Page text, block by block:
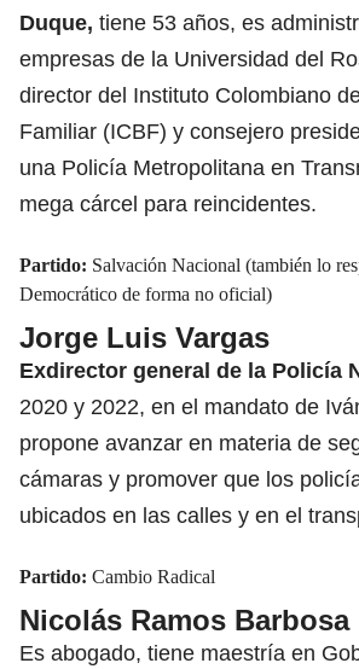
Duque, tiene 53 años, es
empresas de la Universidad del
director del Instituto Colombiano
Familiar (ICBF) y consejero
una Policía Metropolitana en
mega cárcel para reincidentes.
Partido: Salvación Nacional (también lo
Democrático de forma no oficial)
Jorge Luis Vargas
Exdirector general de la Policía
2020 y 2022, en el mandato de
propone avanzar en materia de
cámaras y promover que los
ubicados en las calles y en el
Partido: Cambio Radical
Nicolás Ramos Barbosa
Es abogado, tiene maestría en